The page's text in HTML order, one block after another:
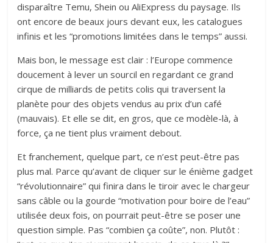
disparaître Temu, Shein ou AliExpress du paysage. Ils
ont encore de beaux jours devant eux, les catalogues
infinis et les “promotions limitées dans le temps” aussi.
Mais bon, le message est clair : l’Europe commence
doucement à lever un sourcil en regardant ce grand
cirque de milliards de petits colis qui traversent la
planète pour des objets vendus au prix d’un café
(mauvais). Et elle se dit, en gros, que ce modèle-là, à
force, ça ne tient plus vraiment debout.
Et franchement, quelque part, ce n’est peut-être pas
plus mal. Parce qu’avant de cliquer sur le énième gadget
“révolutionnaire” qui finira dans le tiroir avec le chargeur
sans câble ou la gourde “motivation pour boire de l’eau”
utilisée deux fois, on pourrait peut-être se poser une
question simple. Pas “combien ça coûte”, non. Plutôt :